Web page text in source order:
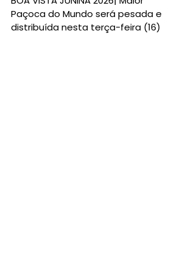
Paçoca do Mundo será pesada e
distribuída nesta terça-feira (16)